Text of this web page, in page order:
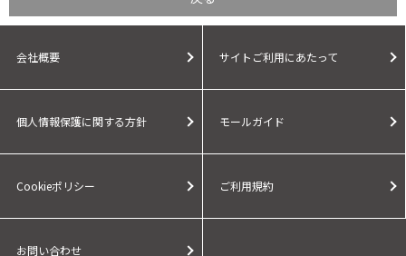
会社概要 サイトご利用にあたって
個人情報保護に関する方針 モールガイド
Cookieポリシー ご利用規約
お問い合わせ